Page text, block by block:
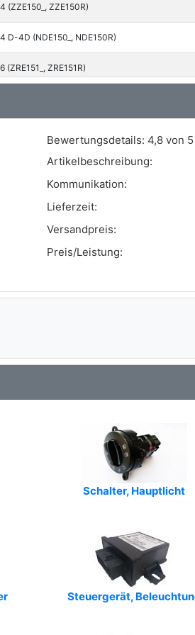
(ZZE150_, ZZE150R)
D-4D (NDE150_, NDE150R)
(ZRE151_, ZRE151R)
1.8 Hybrid (ZWE150_, ZWE150R)
D-4D (ADE150_, ADE150R)
Bewertungsdetails: 4,8 von 5
Artikelbeschreibung:
Kommunikation:
Lieferzeit:
Versandpreis:
Preis/Leistung:
Schalter, Hauptlicht
Steuergerät,